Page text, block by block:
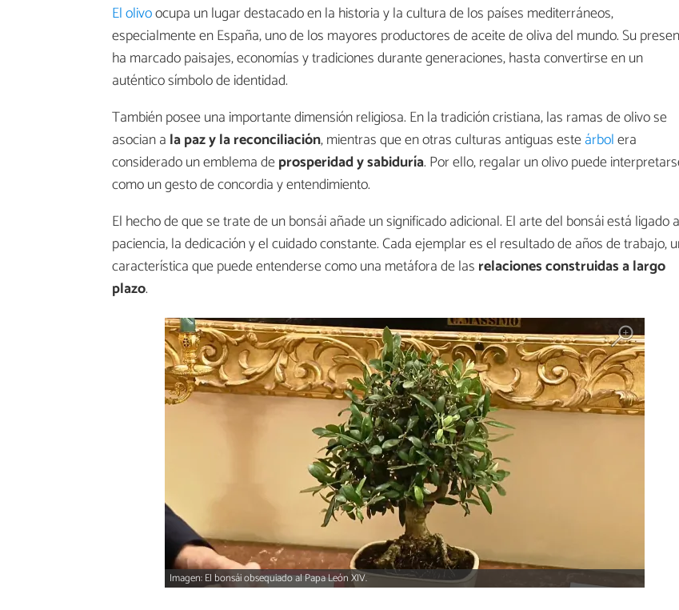
El olivoocupa un lugar destacado en la historia y la cultura de los países mediterráneos,
especialmente en España, uno de los mayores productores de aceite de oliva del mundo. Su
ha marcado paisajes, economías y tradiciones durante generaciones, hasta convertirse en un
auténtico símbolo de identidad.
También posee una importante dimensión religiosa. En la tradición cristiana, las ramas de olivo se
asocian a la paz y la reconciliación, mientras que en otras culturas antiguas esteárbolera
considerado un emblema deprosperidad y sabiduría. Por ello, regalar un olivo puede
como un gesto de concordia y entendimiento.
El hecho de que se trate de un bonsái añade un significado adicional. El arte del bonsái está ligado
paciencia, la dedicación y el cuidado constante. Cada ejemplar es el resultado de años de trabajo,
característica que puede entenderse como una metáfora de las relaciones construidas a largo
plazo.
Imagen: El bonsái obsequiado al Papa León XIV.